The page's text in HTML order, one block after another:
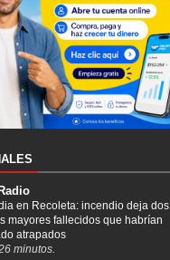
en Recoleta: incendio deja dos
mayores fallecidos que habrían
atrapados
minutos.